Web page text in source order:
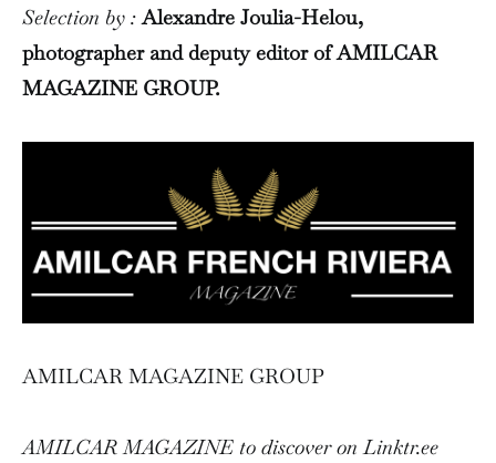
Selection by : Alexandre Joulia-Helou,
photographer and deputy editor of AMILCAR
MAGAZINE GROUP.
AMILCAR MAGAZINE GROUP
AMILCAR MAGAZINE to discover on Linktr.ee